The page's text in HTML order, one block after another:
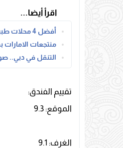
اقرأ أيضا...
أفضل 4 محلات طبية في دبي لجميع احتياجاتك الطبية
منتجعات
التنقل في دبي..
تقييم الفندق:
الموقع: 9.3
الغرف: 9.1